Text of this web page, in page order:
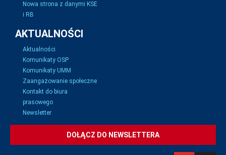
Nowa strona z danymi KSE
i RB
AKTUALNOŚCI
Aktualności
Komunikaty OSP
Komunikaty UMM
Zaangażowanie społeczne
Kontakt do biura
prasowego
Newsletter
DOŁĄCZ DO NEWSLETTERA